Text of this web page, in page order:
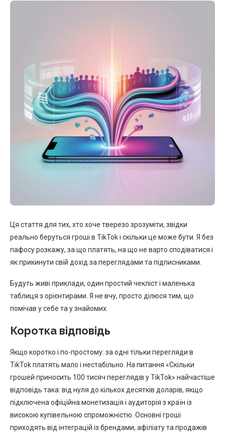
Ця стаття для тих, хто хоче тверезо зрозуміти, звідки
реально беруться гроші в TikTok і скільки це може бути. Я без
пафосу розкажу, за що платять, на що не варто сподіватися і
як прикинути свій дохід за переглядами та підписниками.
Будуть живі приклади, один простий чекліст і маленька
таблиця з орієнтирами. Я не вчу, просто ділюся тим, що
помічав у себе та у знайомих.
Коротка відповідь
Якщо коротко і по-простому: за одні тільки перегляди в
TikTok платять мало і нестабільно. На питання «Скільки
грошей приносить 100 тисяч переглядів у TikTok» найчастіше
відповідь така: від нуля до кількох десятків доларів, якщо
підключена офіційна монетизація і аудиторія з країн із
високою купівельною спроможністю. Основні гроші
приходять від інтеграцій із брендами, афіліату та продажів